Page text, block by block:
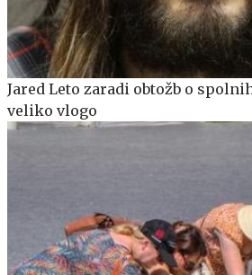
Jared Leto zaradi obtožb o
veliko vlogo